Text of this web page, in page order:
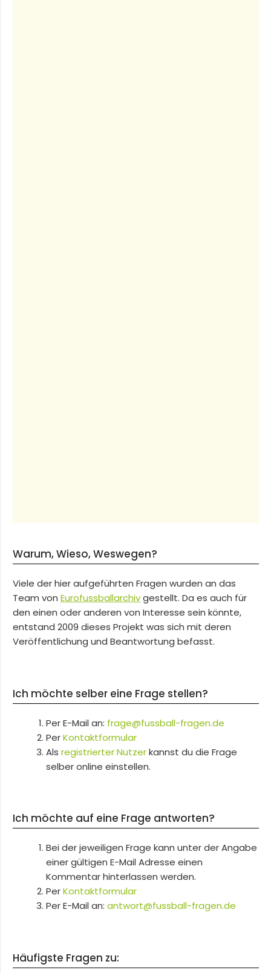
Warum, Wieso, Weswegen?
Viele der hier aufgeführten Fragen wurden an das
Team von Eurofussballarchivgestellt. Da es auch für
den einen oder anderen von Interesse sein könnte,
entstand 2009 dieses Projekt was sich mit deren
Veröffentlichung und Beantwortung befasst.
Ich möchte selber eine Frage stellen?
Per E-Mail an: frage@fussball-fragen.de
PerKontaktformular
Als registrierter Nutzerkannst du die Frage
selber online einstellen.
Ich möchte auf eine Frage antworten?
Bei der jeweiligen Frage kann unter der Angabe
einer gültigen E-Mail Adresse einen
Kommentar hinterlassen werden.
PerKontaktformular
Per E-Mail an: antwort@fussball-fragen.de
Häufigste Fragen zu: